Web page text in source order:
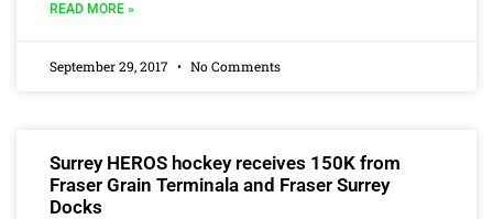
READ MORE »
September 29, 2017 No Comments
Surrey HEROS hockey receives 150K from
Fraser Grain Terminala and Fraser Surrey
Docks